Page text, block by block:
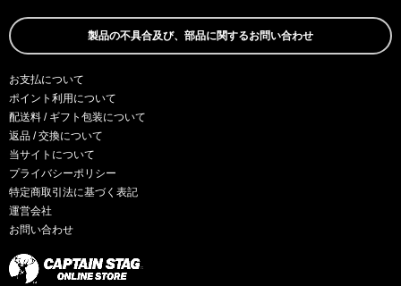
製品の不具合及び、部品に関するお問い合わせ
お支払について
ポイント利用について
配送料 / ギフト包装について
返品 / 交換について
当サイトについて
プライバシーポリシー
特定商取引法に基づく表記
運営会社
お問い合わせ